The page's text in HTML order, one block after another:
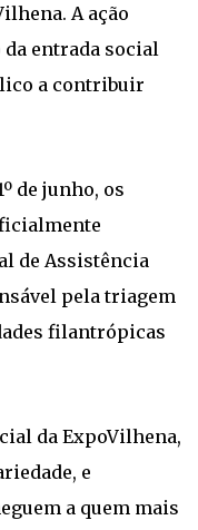
A ação
entrada social
a contribuir
de junho, os
de Assistência
pela triagem
filantrópicas
da ExpoVilhena,
e
a quem mais